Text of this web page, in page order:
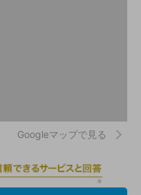
Googleマップで見る